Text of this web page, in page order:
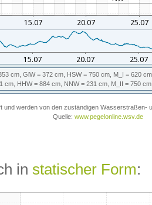
in statischer Form: